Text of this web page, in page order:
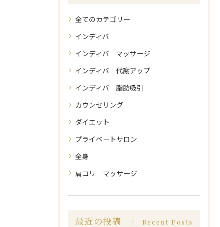
全てのカテゴリー
インディバ
インディバ マッサージ
インディバ 代謝アップ
インディバ 脂肪吸引
カウンセリング
ダイエット
プライベートサロン
全身
肩コリ マッサージ
最近の投稿 Recent Posts